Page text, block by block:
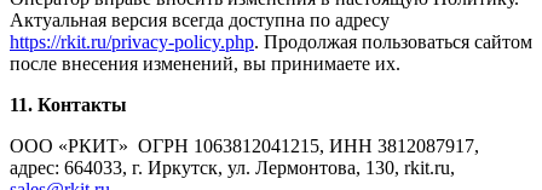
Актуальная версия всегда доступна по адресу
https://rkit.ru/privacy-policy.php. Продолжая пользоваться сайтом
после внесения изменений, вы принимаете их.
11. Контакты
ООО «РКИТ» ОГРН 1063812041215, ИНН 3812087917,
адрес: 664033, г. Иркутск, ул. Лермонтова, 130, rkit.ru,